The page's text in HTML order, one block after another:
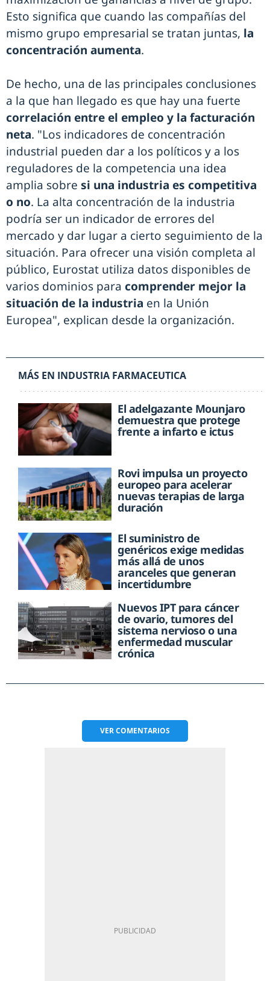
Esto significa que cuando las compañías del
mismo grupo empresarial se tratan juntas, la
concentración aumenta.
De hecho, una de las principales conclusiones
a la que han llegado es que hay una fuerte
correlación entre el empleo y la facturación
neta. "Los indicadores de concentración
industrial pueden dar a los políticos y a los
reguladores de la competencia una idea
amplia sobre si una industria es competitiva
o no. La alta concentración de la industria
podría ser un indicador de errores del
mercado y dar lugar a cierto seguimiento de la
situación. Para ofrecer una visión completa al
público, Eurostat utiliza datos disponibles de
varios dominios para comprender mejor la
situación de la industria en la Unión
Europea", explican desde la organización.
MÁS EN INDUSTRIA FARMACEUTICA
El adelgazante Mounjaro
demuestra que protege
frente a infarto e ictus
Rovi impulsa un proyecto
europeo para acelerar
nuevas terapias de larga
duración
El suministro de
genéricos exige medidas
más allá de unos
aranceles que generan
incertidumbre
Nuevos IPT para cáncer
de ovario, tumores del
sistema nervioso o una
enfermedad muscular
crónica
VERCOMENTARIOS